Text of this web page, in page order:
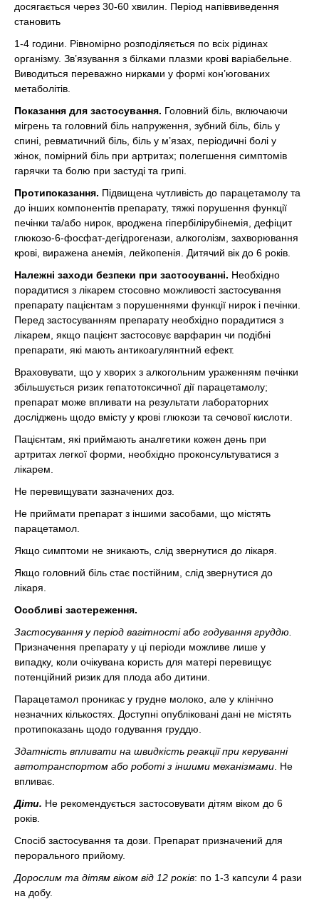
досягається через 30-60 хвилин. Період напіввиведення
становить
1-4 години. Рівномірно розподіляється по всіх рідинах
організму. Зв’язування з білками плазми крові варіабельне.
Виводиться переважно нирками у формі кон’югованих
метаболітів.
Показання для застосування. Головний біль, включаючи
мігрень та головний біль напруження, зубний біль, біль у
спині, ревматичний біль, біль у м’язах, періодичні болі у
жінок, помірний біль при артритах; полегшення симптомів
гарячки та болю при застуді та грипі.
Протипоказання. Підвищена чутливість до парацетамолу та
до інших компонентів препарату, тяжкі порушення функції
печінки та/або нирок, вроджена гіпербілірубінемія, дефіцит
глюкозо-6-фосфат-дегідрогенази, алкоголізм, захворювання
крові, виражена анемія, лейкопенія. Дитячий вік до 6 років.
Належні заходи безпеки при застосуванні. Необхідно
порадитися з лікарем стосовно можливості застосування
препарату пацієнтам з порушеннями функції нирок і печінки.
Перед застосуванням препарату необхідно порадитися з
лікарем, якщо пацієнт застосовує варфарин чи подібні
препарати, які мають антикоагулянтний ефект.
Враховувати, що у хворих з алкогольним ураженням печінки
збільшується ризик гепатотоксичної дії парацетамолу;
препарат може впливати на результати лабораторних
досліджень щодо вмісту у крові глюкози та сечової кислоти.
Пацієнтам, які приймають аналгетики кожен день при
артритах легкої форми, необхідно проконсультуватися з
лікарем.
Не перевищувати зазначених доз.
Не приймати препарат з іншими засобами, що містять
парацетамол.
Якщо симптоми не зникають, слід звернутися до лікаря.
Якщо головний біль стає постійним, слід звернутися до
лікаря.
Особливі застереження.
Застосування у період вагітності або годування груддю.
Призначення препарату у ці періоди можливе лише у
випадку, коли очікувана користь для матері перевищує
потенційний ризик для плода або дитини.
Парацетамол проникає у грудне молоко, але у клінічно
незначних кількостях. Доступні опубліковані дані не містять
протипоказань щодо годування груддю.
Здатність впливати на швидкість реакції при керуванні
автотранспортом або роботі з іншими механізмами . Не
впливає.
Діти. Не рекомендується застосовувати дітям віком до 6
років.
Спосіб застосування та дози. Препарат призначений для
перорального прийому.
Дорослим та дітям віком від 12 років: по 1-3 капсули 4 рази
на добу.